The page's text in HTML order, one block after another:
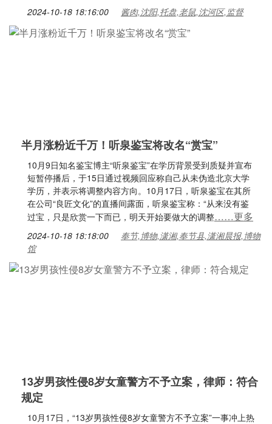
2024-10-18 18:16:00 酱肉,沈阳,托盘,老鼠,沈河区,监督
半月涨粉近千万！听泉鉴宝将改名“赏宝”
10月9日知名鉴宝博主“听泉鉴宝”在学历背景受到质疑并宣布
短暂停播后，于15日通过视频回应称自己从未伪造北京大学
学历，并表示将调整内容方向。10月17日，听泉鉴宝在其所
在公司“良匠文化”的直播间露面，听泉鉴宝称：“从来没有鉴
过宝，只是欣赏一下而已，明天开始要做大的调整……更多
2024-10-18 18:18:00
奉节,博物,潇湘,奉节县,潇湘晨报,博物
馆
13岁男孩性侵8岁女童警方不予立案，律师：符合
规定
10月17日，“13岁男孩性侵8岁女童警方不予立案”一事冲上热